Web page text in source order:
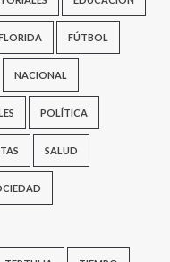
FÚTBOL
NACIONAL
POLÍTICA
SALUD